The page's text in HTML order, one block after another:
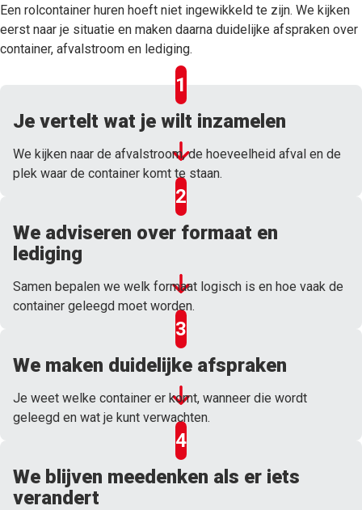
Een rolcontainer huren hoeft niet ingewikkeld te zijn. We kijken
eerst naar je situatie en maken daarna duidelijke afspraken over
container, afvalstroom en lediging.
Je vertelt wat je wilt inzamelen
We kijken naar de afvalstroom, de hoeveelheid afval en de
plek waar de container komt te staan.
We adviseren over formaat en
lediging
Samen bepalen we welk formaat logisch is en hoe vaak de
container geleegd moet worden.
We maken duidelijke afspraken
Je weet welke container er komt, wanneer die wordt
geleegd en wat je kunt verwachten.
We blijven meedenken als er iets
verandert